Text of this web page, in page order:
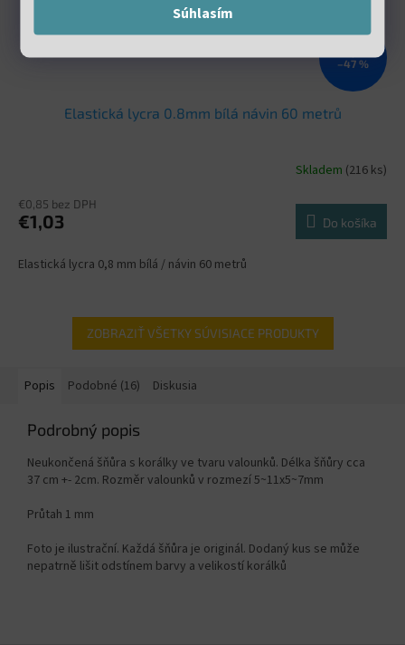
Súhlasím
–47 %
Elastická lycra 0.8mm bílá návin 60 metrů
Skladem (216 ks)
€0,85 bez DPH
€1,03 Do košíka
Elastická lycra 0,8 mm bílá / návin 60 metrů
ZOBRAZIŤ VŠETKY SÚVISIACE PRODUKTY
Popis Podobné (16) Diskusia
Podrobný popis
Neukončená šňůra s korálky ve tvaru valounků. Délka šňůry cca
37 cm +- 2cm. Rozměr valounků v rozmezí5~11x5~7mm
Průtah 1 mm
Foto je ilustrační. Každá šňůra je originál. Dodaný kus se může
nepatrně lišit odstínem barvy a velikostí korálků